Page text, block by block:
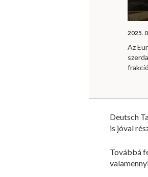
2025.
Az
Deutsch
is jóval
Továbbá